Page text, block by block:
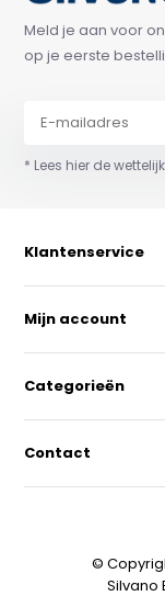
Meld je aan voor
op je eerste
* Lees hier de
Klantenservice
Mijn account
Categorieën
Contact
©
Silvano